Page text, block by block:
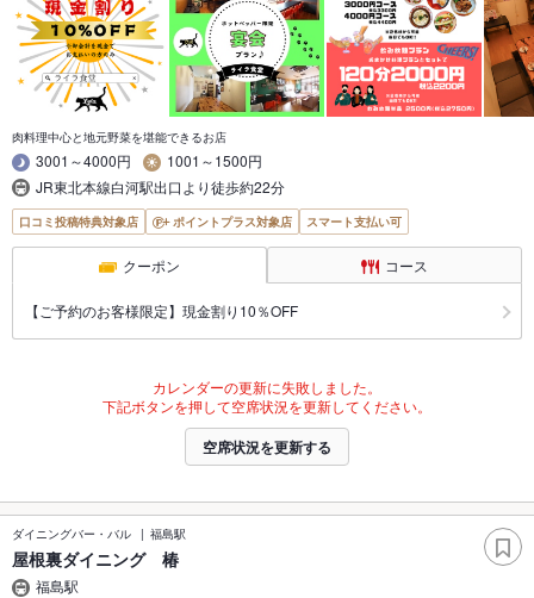
肉料理中心と地元野菜を堪能できるお店
3001～4000円
1001～1500円
JR東北本線白河駅出口より徒歩約22分
口コミ投稿特典対象店 ポイントプラス対象店 スマート支払い可
クーポン コース
【ご予約のお客様限定】現金割り10％OFF
カレンダーの更新に失敗しました。
下記ボタンを押して空席状況を更新してください。
空席状況を更新する
ダイニングバー・バル 福島駅
屋根裏ダイニング 椿
福島駅